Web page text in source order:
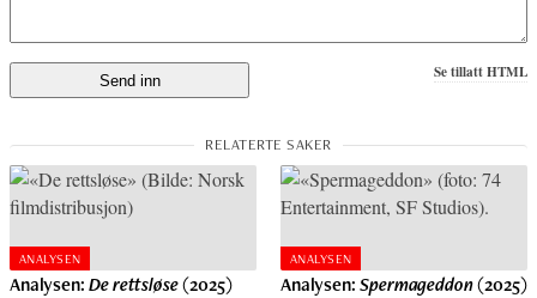
Se tillatt HTML
ANALYSEN
Analysen: De rettsløse(2025)
ANALYSEN
Analysen: Spermageddon(2025)